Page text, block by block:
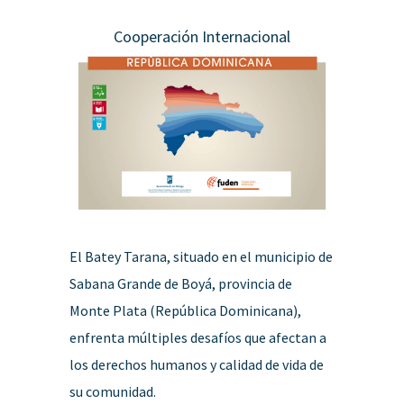
Cooperación Internacional
El Batey Tarana, situado en el municipio de
Sabana Grande de Boyá, provincia de
Monte Plata (República Dominicana),
enfrenta múltiples desafíos que afectan a
los derechos humanos y calidad de vida de
su comunidad.